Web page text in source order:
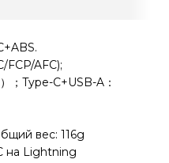
FCP/AFC);
；Type-C+USB-A：
вес: 116g
на Lightning